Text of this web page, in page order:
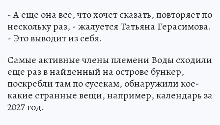
- А еще она все, что хочет сказать, повторяет по
нескольку раз, - жалуется Татьяна Герасимова.
- Это выводит из себя.
Самые активные члены племени Воды сходили
еще раз в найденный на острове бункер,
поскребли там по сусекам, обнаружили кое-
какие странные вещи, например, календарь за
2027 год.